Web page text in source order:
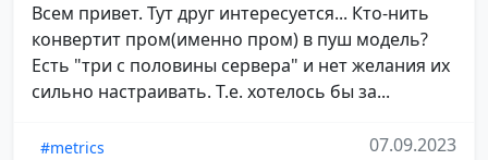
Всем привет. Тут друг интересуется... Кто-нить
конвертит пром(именно пром) в пуш модель?
Есть "три с половины сервера" и нет желания их
сильно настраивать. Т.е. хотелось бы за...
#metrics
07.09.2023